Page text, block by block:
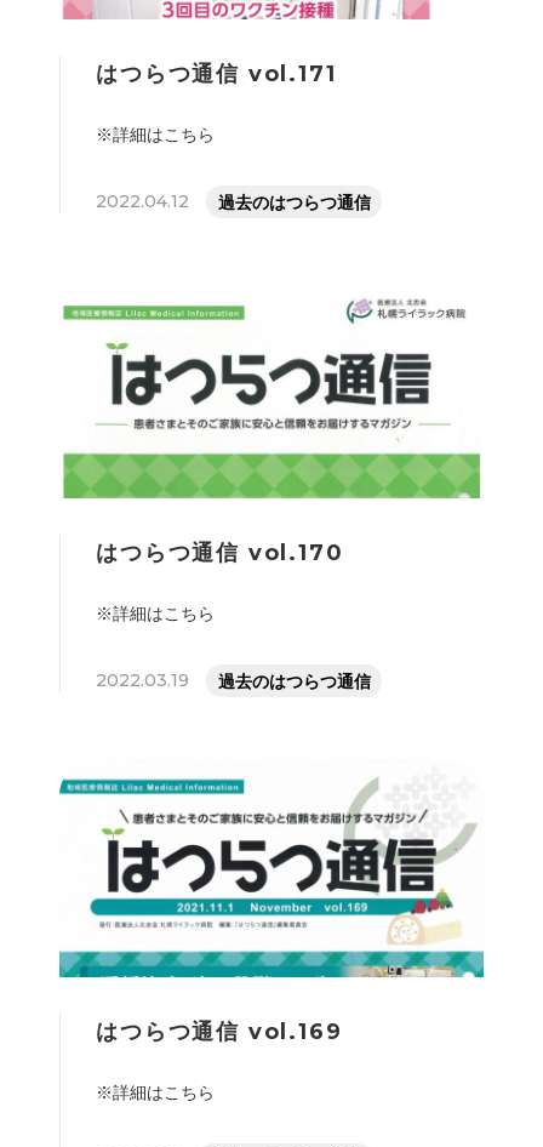
はつらつ通信 vol.171
※詳細はこちら
2022.04.12 過去のはつらつ通信
はつらつ通信 vol.170
※詳細はこちら
2022.03.19 過去のはつらつ通信
はつらつ通信 vol.169
※詳細はこちら